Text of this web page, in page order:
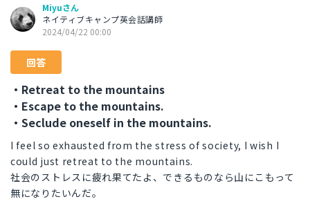
Miyuさん
ネイティブキャンプ英会話講師
2024/04/22 00:00
回答
・Retreat to the mountains
・Escape to the mountains.
・Seclude oneself in the mountains.
I feel so exhausted from the stress of society, I wish I
could just retreat to the mountains.
社会のストレスに疲れ果てたよ、できるものなら山にこもって
無になりたいんだ。